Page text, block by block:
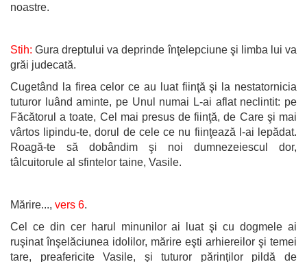
noastre.
Stih: Gura dreptului va deprinde înţelepciune şi limba lui va
grăi judecată.
Cugetând la firea celor ce au luat fiinţă şi la nestatornicia
tuturor luând aminte, pe Unul numai L-ai aflat neclintit: pe
Făcătorul a toate, Cel mai presus de fiinţă, de Care şi mai
vârtos lipindu-te, dorul de cele ce nu fiinţează l-ai lepădat.
Roagă-te să dobândim şi noi dumnezeiescul dor,
tâlcuitorule al sfintelor taine, Vasile.
Mărire..., vers 6.
Cel ce din cer harul minunilor ai luat şi cu dogmele ai
ruşinat înşelăciunea idolilor, mărire eşti arhiereilor şi temei
tare, preafericite Vasile, şi tuturor părinţilor pildă de